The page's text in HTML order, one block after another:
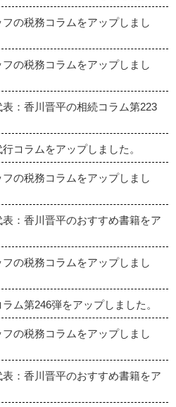
の税務コラムをアップしまし
の税務コラムをアップしまし
：香川晋平の相続コラム第223
コラムをアップしました。
の税務コラムをアップしまし
：香川晋平のおすすめ書籍をア
の税務コラムをアップしまし
ム第246弾をアップしました。
の税務コラムをアップしまし
：香川晋平のおすすめ書籍をア